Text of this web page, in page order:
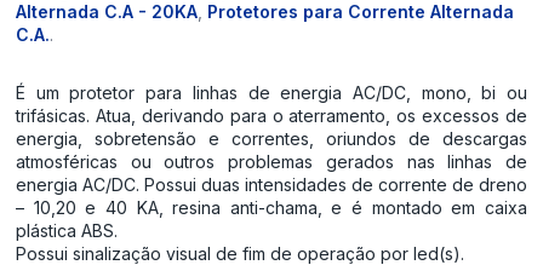
Alternada C.A - 20KA Protetores para Corrente Alternada
C.A..
É um protetor para linhas de energia AC/DC, mono, bi ou
trifásicas. Atua, derivando para o aterramento, os excessos de
energia, sobretensão e correntes, oriundos de descargas
atmosféricas ou outros problemas gerados nas linhas de
energia AC/DC. Possui duas intensidades de corrente de dreno
– 10,20 e 40 KA, resina anti-chama, e é montado em caixa
plástica ABS.
Possui sinalização visual de fim de operação por led(s).